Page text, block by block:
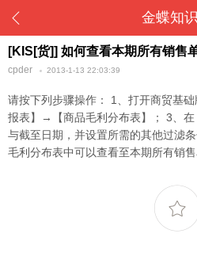
金蝶知
[KIS[货]] 如何查看本期所有销售
cpder 2013-1-13 22:03:39
请按下列步骤操作： 1、打开商贸基
报表】→【商品毛利分布表】； 3、
与截至日期，并设置所需的其他过滤
毛利分布表中可以查看至本期所有销